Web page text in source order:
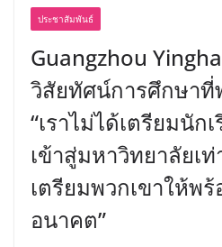
ประชาสัมพันธ์
Guangzhou
วิสัยทัศน์การศึกษา
“เราไม่ได้เตรียมนัก
เข้าสู่มหาวิทยาลัยเ
เตรียมพวกเขาให้พ
อนาคต”